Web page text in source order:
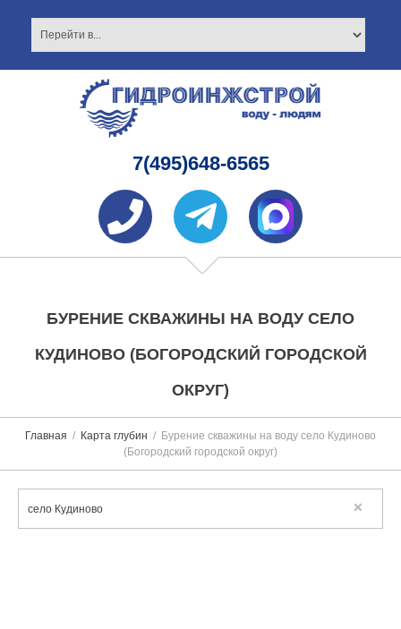
7(495)648-6565
БУРЕНИЕ СКВАЖИНЫ НА ВОДУ СЕЛО
КУДИНОВО (БОГОРОДСКИЙ ГОРОДСКОЙ
ОКРУГ)
Главная Карта глубин
Бурение скважины на воду село Кудиново
(Богородский городской округ)